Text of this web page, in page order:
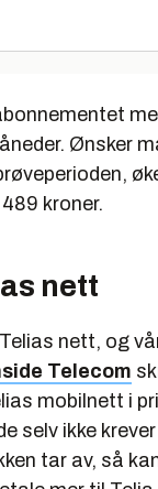
Ønsker
kroner.
nett
nett, og
Telecom
mobilnett i
selv ikke
tar av, så